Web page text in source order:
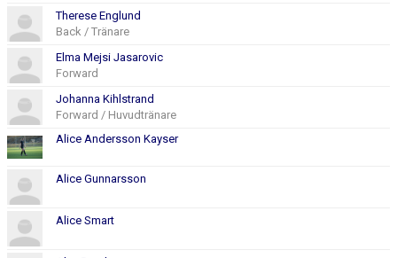
Therese Englund
Back / Tränare
Elma Mejsi Jasarovic
Forward
Johanna Kihlstrand
Forward / Huvudtränare
Alice Andersson Kayser
Alice Gunnarsson
Alice Smart